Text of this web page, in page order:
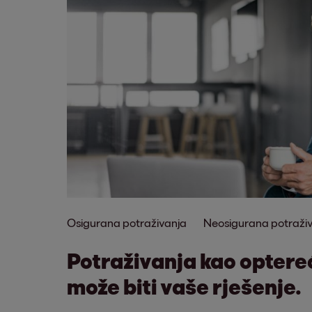
Osigurana potraživanja Neosigurana
Potraživanja kao
može biti vaše rješenje.